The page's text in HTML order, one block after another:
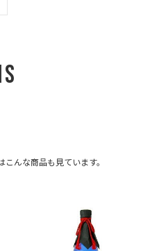
んな商品も見ています。